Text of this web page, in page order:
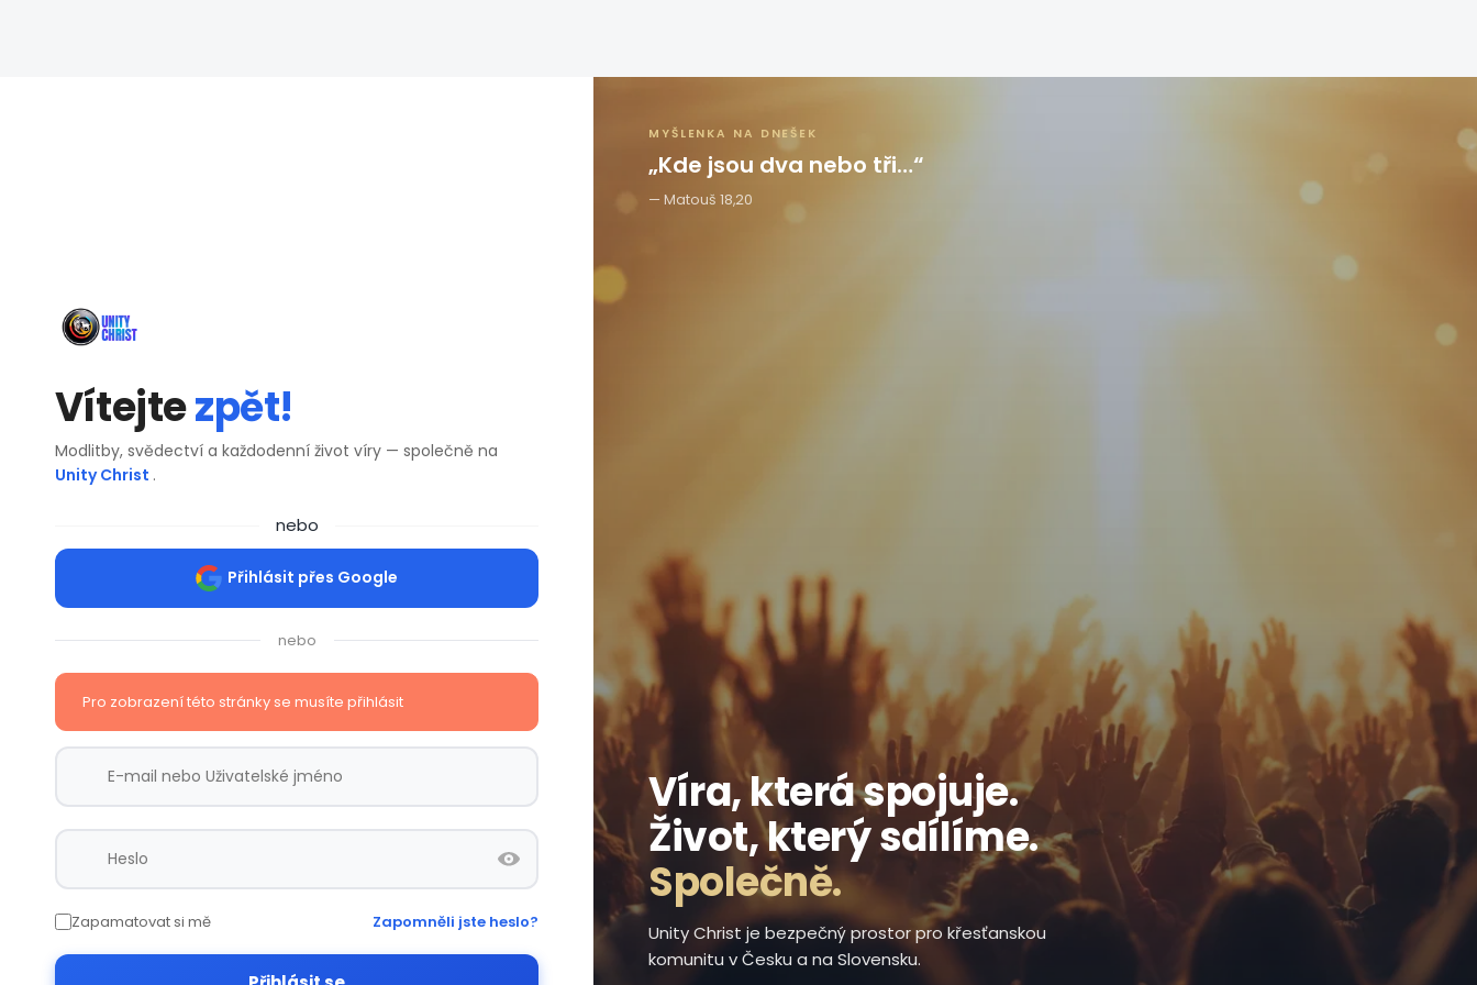
Vítejtezpět!
Modlitby, svědectví a každodenní život víry — společně na
Unity Christ .
nebo
Přihlásit přes Google
nebo
Pro zobrazení této stránky se musíte přihlásit
Zapamatovat si mě Zapomněli jste heslo?
Víra, která spojuje.
Život, který sdílíme.
Společně.
Unity Christ je bezpečný prostor pro křesťanskou
komunitu v Česku a na Slovensku.
MYŠLENKA NA DNEŠEK
„Kde jsou dva nebo tři…“
Matouš 18,20